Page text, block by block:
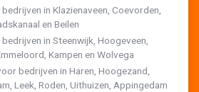
in Klazienaveen, Coevorden,
en Beilen
in Steenwijk, Hoogeveen,
Kampen en Wolvega
bedrijven in Haren, Hoogezand,
Leek, Roden, Uithuizen, Appingedam